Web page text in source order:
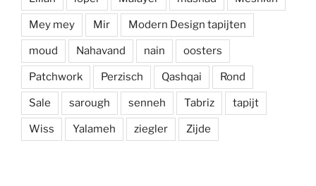
Mey mey Mir Modern Design tapijten
moud Nahavand nain oosters
Patchwork Perzisch Qashqai Rond
Sale sarough senneh Tabriz tapijt
Wiss Yalameh ziegler Zijde